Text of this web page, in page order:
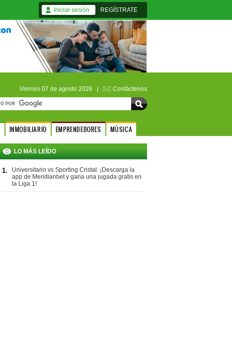
Iniciar sesión REGÍSTRATE
Viernes 07 de agosto 2026 | Contáctenos
INMOBILIARIO EMPRENDEDORES MÚSICA
LO MÁS LEÍDO
1.
Universitario vs Sporting Cristal: ¡Descarga la
app de Meridianbet y gana una jugada gratis en
la Liga 1!